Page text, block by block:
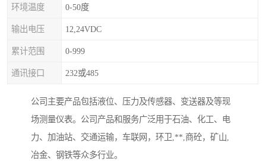
环境温度 0-50度
输出电压 12,24VDC
累计范围 0-999
通讯接口 232或485
公司主要产品包括液位、压力及传感器、变送器及等现
场测量仪表。公司产品和服务广泛用于石油、化工、电
力、加油站、交通运输，车联网，环卫,**,商砼，矿山,
冶金、钢铁等众多行业。